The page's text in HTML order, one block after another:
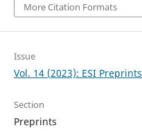
More Citation Formats
Issue
Vol. 14 (2023): ESI Preprints
Section
Preprints